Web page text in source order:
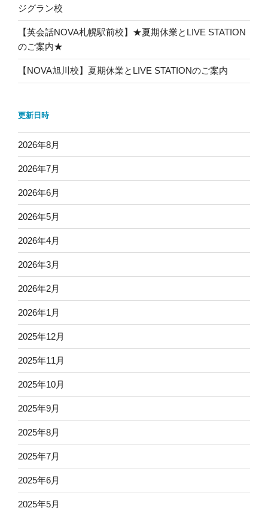
ジグラン校
【英会話NOVA札幌駅前校】★夏期休業とLIVE STATION
のご案内★
【NOVA旭川校】夏期休業とLIVE STATIONのご案内
更新日時
2026年8月
2026年7月
2026年6月
2026年5月
2026年4月
2026年3月
2026年2月
2026年1月
2025年12月
2025年11月
2025年10月
2025年9月
2025年8月
2025年7月
2025年6月
2025年5月